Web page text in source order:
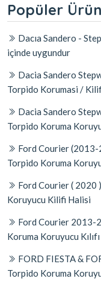
Popüler
Dacıa Sandero -
içinde uygundur
Dacia Sandero
Torpido Korumasi /
Dacia Sandero
Torpido Koruma
Ford Courier (2013-
Torpido Koruma
Ford Courier ( 2020
Koruyucu Kilifi Halisi
Ford Courier 2013-
Koruma Koruyucu Kılıfı
FORD FIESTA &
Torpido Koruma